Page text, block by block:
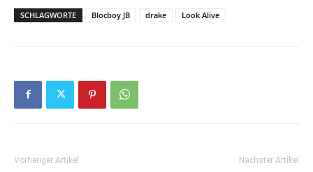
SCHLAGWORTE Blocboy JB drake Look Alive
Vorheriger Artikel Nächster Artikel